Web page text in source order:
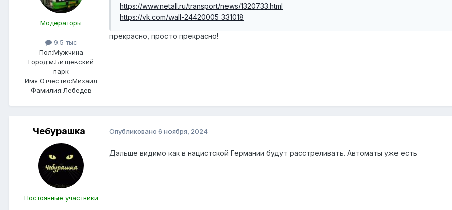
Модераторы
9.5 тыс
Пол:Мужчина
Город:м.Битцевский
парк
Имя Отчество:Михаил
Фамилия:Лебедев
https://www.netall.ru/transport/news/1320733.html
https://vk.com/wall-24420005_331018
прекрасно, просто прекрасно!
Чебурашка
Постоянные участники
Опубликовано 6 ноября, 2024
Дальше видимо как в нацистской Германии будут расстреливать. Автоматы уже есть